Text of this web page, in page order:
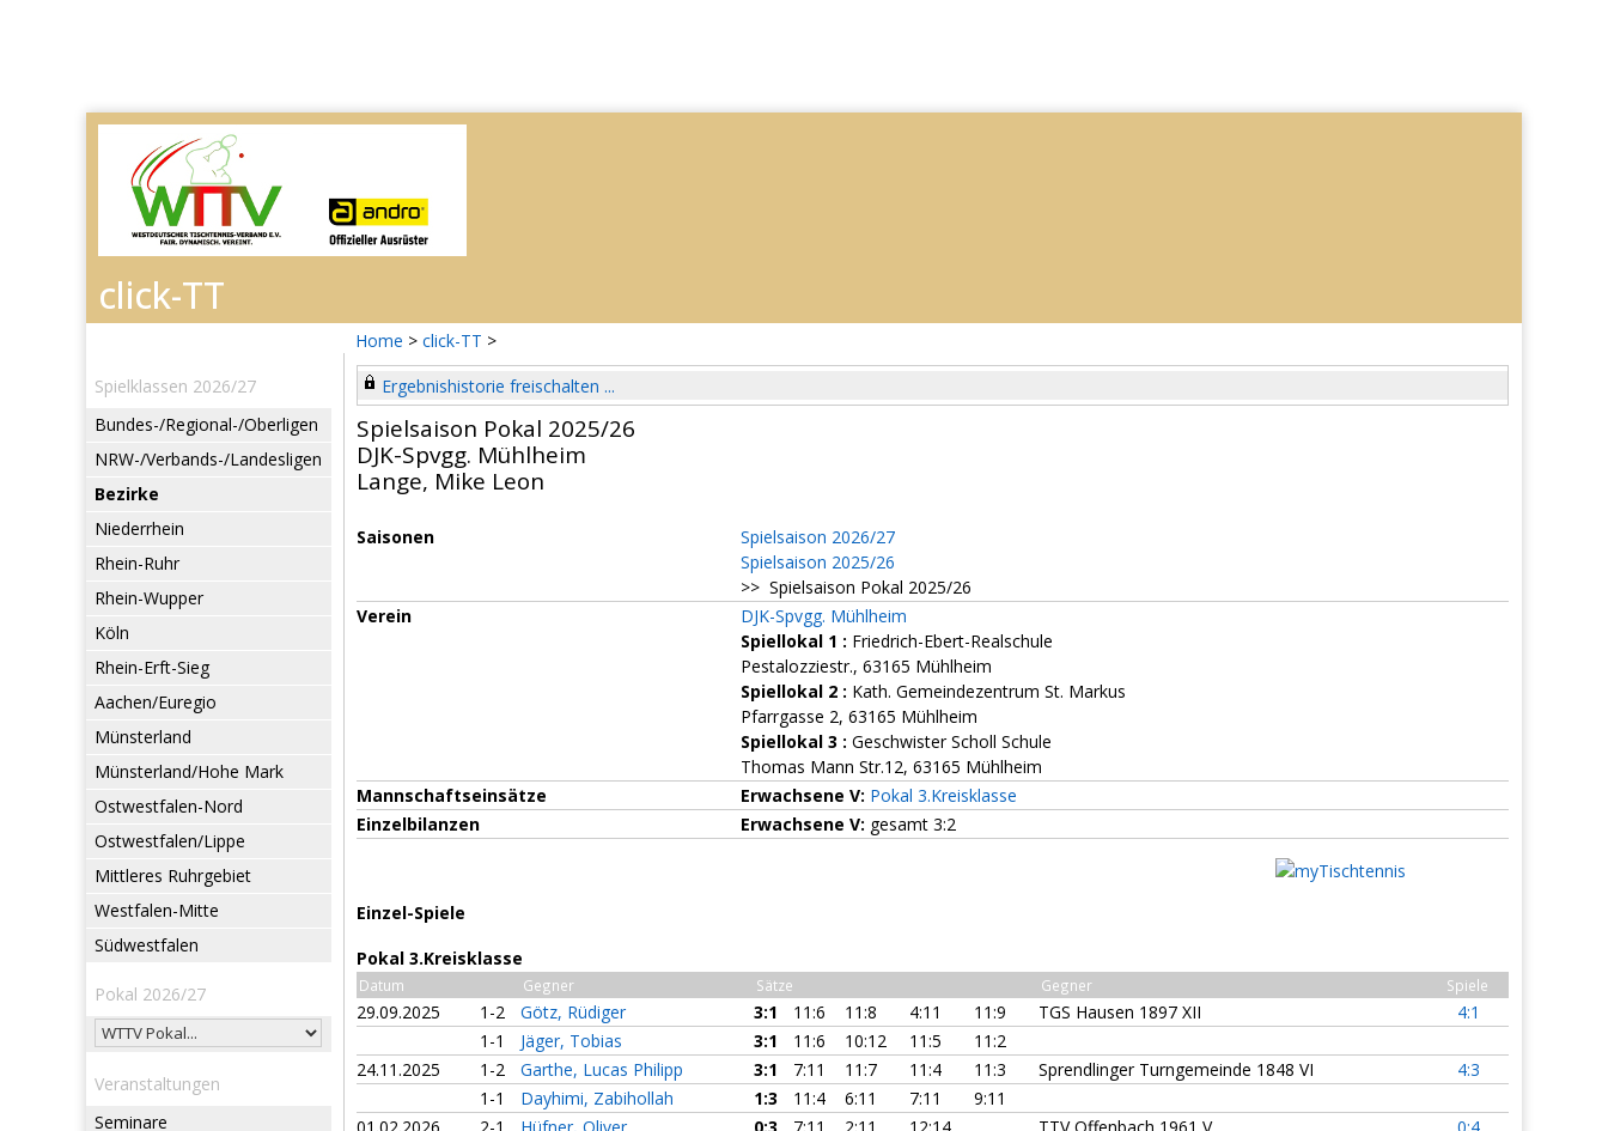
Home > click-TT >
Spielklassen 2026/27
Bundes-/Regional-/Oberligen
NRW-/Verbands-/Landesligen
Bezirke
Niederrhein
Rhein-Ruhr
Rhein-Wupper
Köln
Rhein-Erft-Sieg
Aachen/Euregio
Münsterland
Münsterland/Hohe Mark
Ostwestfalen-Nord
Ostwestfalen/Lippe
Mittleres Ruhrgebiet
Westfalen-Mitte
Südwestfalen
Pokal 2026/27
Veranstaltungen
Seminare
Ergebnishistorie freischalten ...
Spielsaison Pokal 2025/26
DJK-Spvgg. Mühlheim
Lange, Mike Leon
Saisonen
Spielsaison 2026/27
Spielsaison 2025/26
>> Spielsaison Pokal 2025/26
Verein
DJK-Spvgg. Mühlheim
Spiellokal 1 : Friedrich-Ebert-Realschule
Pestalozziestr., 63165 Mühlheim
Spiellokal 2 : Kath. Gemeindezentrum St. Markus
Pfarrgasse 2, 63165 Mühlheim
Spiellokal 3 : Geschwister Scholl Schule
Thomas Mann Str.12, 63165 Mühlheim
Mannschaftseinsätze
Erwachsene V: Pokal 3.Kreisklasse
Einzelbilanzen
Erwachsene V: gesamt 3:2
Einzel-Spiele
Pokal 3.Kreisklasse
Datum Gegner Sätze Gegner Spiele
29.09.2025 1-2 Götz, Rüdiger 3:1 11:6 11:8 4:11 11:9 TGS Hausen 1897 XII
4:1
1-1
Jäger, Tobias 3:1 11:6 10:12 11:5
11:2
24.11.2025
1-2 Garthe, Lucas Philipp 3:1 7:11 11:7 11:4 11:3 Sprendlinger Turngemeinde 1848 VI
4:3
1-1
Dayhimi, Zabihollah 1:3 11:4 6:11 7:11
9:11